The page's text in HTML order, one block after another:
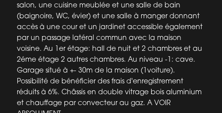
salon, une cuisine meublée et une salle de bain
(baignoire, WC, évier) et une salle à manger donnant
accès à une cour et un jardinet accessible également
par un passage latéral commun avec la maison
voisine. Au 1er étage: hall de nuit et 2 chambres et au
2éme étage 2 autres chambres. Au niveau -1: cave.
Garage situé à +- 30m de la maison (1voiture).
Possibilité de bénéficier des frais d'enregistrement
réduits à 6%. Châssis en double vitrage bois aluminium
et chauffage par convecteur au gaz. A VOIR